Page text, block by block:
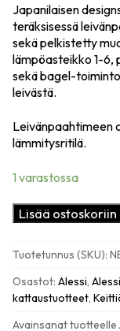
Japanilaisen
teräksisessä
sekä pelkistetty
lämpöasteikko 1-6,
sekä bagel-
leivästä.
Leivänpaahtimeen
lämmitysritilä.
1 varastossa
Alessi
Toru
määrä
Lisää ostoskoriin
Tuotetunnus (SKU):
Osastot: Alessi,
kattaustuotteet,
Avainsanat tuotteelle